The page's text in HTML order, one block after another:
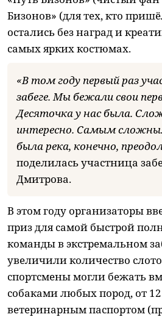
Бизонов» (для тех, кто
остались без наград и
самых ярких костюмах.
«В том году первый раз
забеге. Мы бежали свои
Десяточка у нас была.
интересно. Самым
была река, конечно,
поделилась участница
Дмитрова.
В этом году организаторы
приз для самой быстрой
команды в экстремальном
увеличили количество
спортсмены могли бежать
собаками любых пород, от 12
ветеринарным паспортом